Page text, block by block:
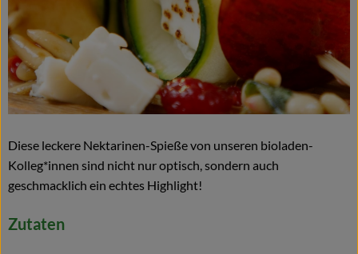
Wein
Getränke
Kosmetik & Drogerie
Angebote & Neues
Wir empfehlen
VINCE Weine
Diese leckere Nektarinen-Spieße von unseren bioladen-
Kolleg*innen sind nicht nur optisch, sondern auch
geschmacklich ein echtes Highlight!
Zutaten